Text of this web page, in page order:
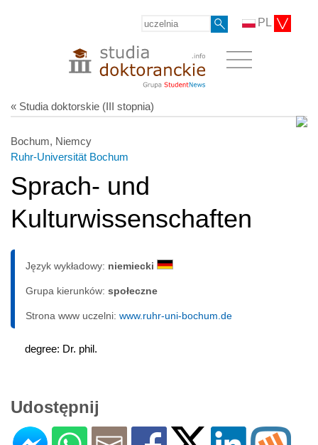
PL
« Studia doktorskie (III stopnia)
Bochum, Niemcy
Ruhr-Universität Bochum
Sprach- und
Kulturwissenschaften
Język wykładowy: niemiecki
Grupa kierunków: społeczne
Strona www uczelni: www.ruhr-uni-bochum.de
degree: Dr. phil.
Udostępnij